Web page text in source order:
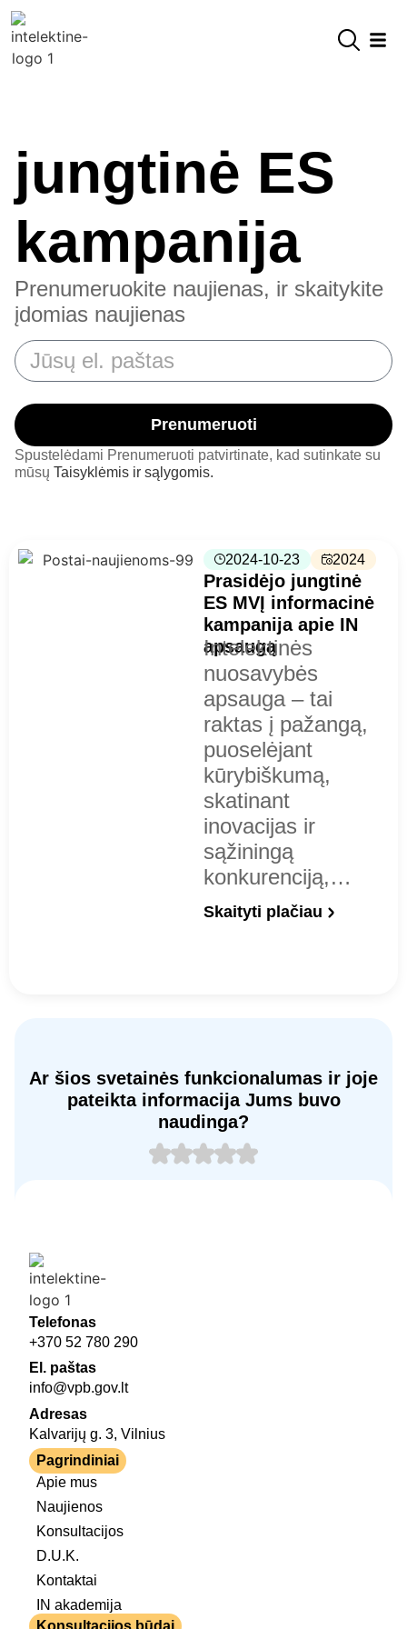
jungtinė ES
kampanija
Prenumeruokite naujienas, ir skaitykite
įdomias naujienas
Prenumeruoti
Spustelėdami Prenumeruoti patvirtinate, kad sutinkate su
mūsų Taisyklėmis ir sąlygomis.
2024-10-23 2024
Prasidėjo jungtinė
ES MVĮ informacinė
kampanija apie IN
apsaugą
Intelektinės
nuosavybės
apsauga – tai
raktas į pažangą,
puoselėjant
kūrybiškumą,
skatinant
inovacijas ir
sąžiningą
konkurenciją,…
Skaityti plačiau
Ar šios svetainės funkcionalumas ir joje
pateikta informacija Jums buvo
naudinga?
Telefonas
+370 52 780 290
El. paštas
info@vpb.gov.lt
Adresas
Kalvarijų g. 3, Vilnius
Pagrindiniai
Apie mus
Naujienos
Konsultacijos
D.U.K.
Kontaktai
IN akademija
Konsultacijos būdai